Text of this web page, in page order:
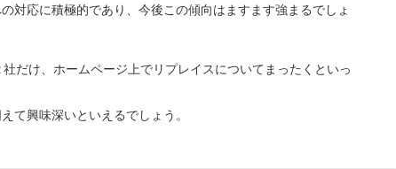
対応に積極的であり、今後この傾向はますます強まるでしょ
だけ、ホームページ上でリプレイスについてまったくといっ
て興味深いといえるでしょう。